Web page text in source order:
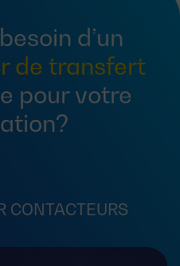
d’un
de transfert
pour votre
CONTACTEURS